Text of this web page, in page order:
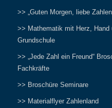
>> „Guten Morgen, liebe
>> Mathematik mit Herz, Hand
Grundschule
>> „Jede Zahl ein Freund“
Fachkräfte
>> Broschüre Seminare
>> Materialflyer Zahlenland